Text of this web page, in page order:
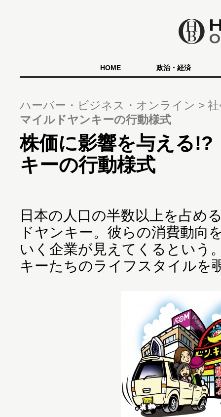
HOME 政治・経済
ハーバー・ビジネス・オンライン
マイルドヤンキーの行動様式
株価に影響を与える
キーの行動様式
日本の人口の半数以上を占め
ドヤンキー。彼らの消費動向
いく企業が見えてくるという
キーたちのライフスタイルを